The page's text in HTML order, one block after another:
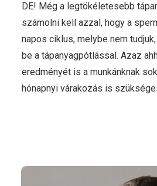
DE! Még a legtökéletesebb
számolni kell azzal, hogy a
napos ciklus, melybe nem
be a tápanyagpótlással. Azaz
eredményét is a munkánknak
hónapnyi várakozás is